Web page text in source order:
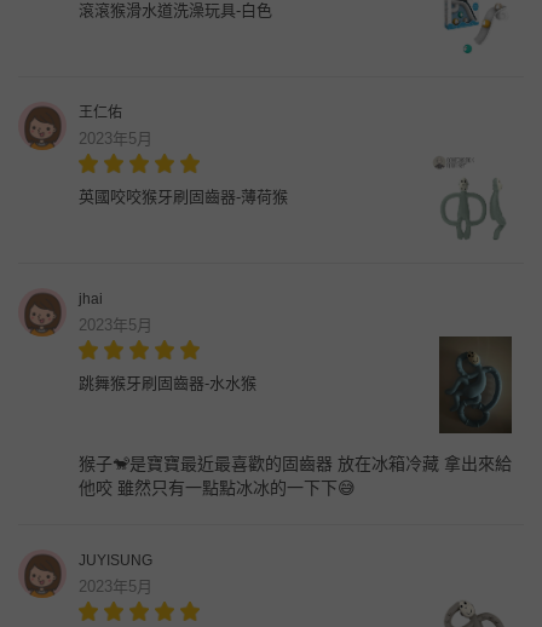
滾滾猴滑水道洗澡玩具-白色
王仁佑
2023年5月
英國咬咬猴牙刷固齒器-薄荷猴
jhai
2023年5月
跳舞猴牙刷固齒器-水水猴
猴子🐒是寶寶最近最喜歡的固齒器 放在冰箱冷藏 拿出來給
他咬 雖然只有一點點冰冰的一下下😅
JUYISUNG
2023年5月